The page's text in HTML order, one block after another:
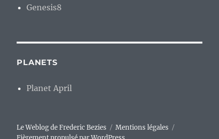
Genesis8
PLANETS
Planet April
Le Weblog de Frederic Bezies
Mentions légales